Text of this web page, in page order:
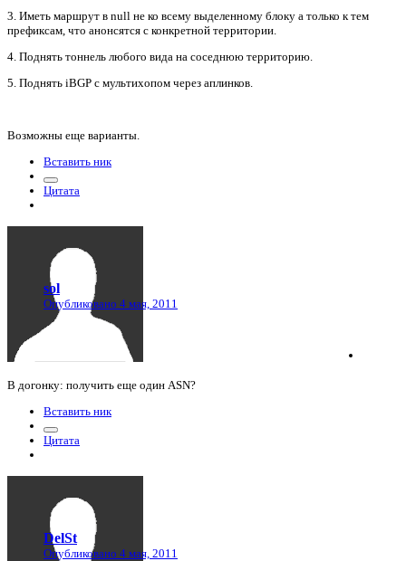
3. Иметь маршрут в null не ко всему выделенному блоку а только к тем
префиксам, что анонсятся с конкретной территории.
4. Поднять тоннель любого вида на соседнюю территорию.
5. Поднять iBGP с мультихопом через аплинков.
Возможны еще варианты.
Вставить ник
Цитата
sol
Опубликовано 4 мая, 2011
В догонку: получить еще один ASN?
Вставить ник
Цитата
DelSt
Опубликовано 4 мая, 2011